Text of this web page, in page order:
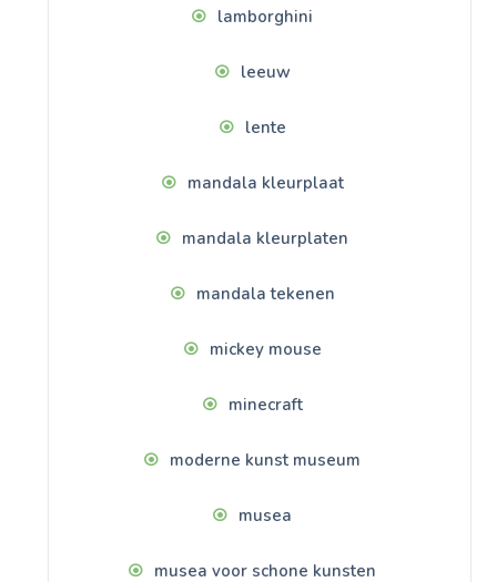
lamborghini
leeuw
lente
mandala kleurplaat
mandala kleurplaten
mandala tekenen
mickey mouse
minecraft
moderne kunst museum
musea
musea voor schone kunsten